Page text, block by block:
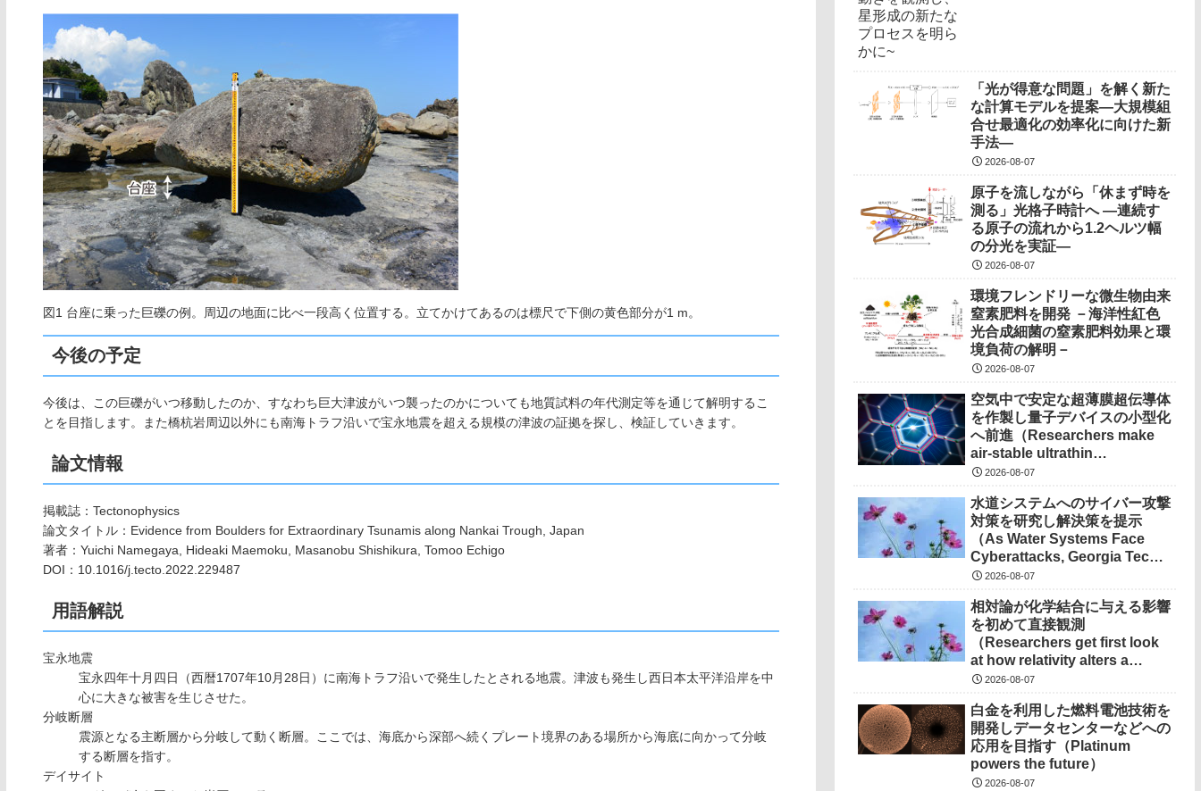
図1 台座に乗った巨礫の例。周辺の地面に比べ一段高く位置する。立てかけてあるのは標尺で下側の黄色部分が1 m。
今後の予定
今後は、この巨礫がいつ移動したのか、すなわち巨大津波がいつ襲ったのかについても地質試料の年代測定等を通じて解明するこ
とを目指します。また橋杭岩周辺以外にも南海トラフ沿いで宝永地震を超える規模の津波の証拠を探し、検証していきます。
論文情報
掲載誌：Tectonophysics
論文タイトル：Evidence from Boulders for Extraordinary Tsunamis along Nankai Trough, Japan
著者：Yuichi Namegaya, Hideaki Maemoku, Masanobu Shishikura, Tomoo Echigo
DOI：10.1016/j.tecto.2022.229487
用語解説
宝永地震
宝永四年十月四日（西暦1707年10月28日）に南海トラフ沿いで発生したとされる地震。津波も発生し西日本太平洋沿岸を中
心に大きな被害を生じさせた。
分岐断層
震源となる主断層から分岐して動く断層。ここでは、海底から深部へ続くプレート境界のある場所から海底に向かって分岐
する断層を指す。
デイサイト
「光が得意な問題」を解く新た
な計算モデルを提案―大規模組
合せ最適化の効率化に向けた新
手法―
2026-08-07
原子を流しながら「休まず時を
測る」光格子時計へ ―連続す
る原子の流れから1.2ヘルツ幅
の分光を実証―
2026-08-07
環境フレンドリーな微生物由来
窒素肥料を開発 －海洋性紅色
光合成細菌の窒素肥料効果と環
境負荷の解明－
2026-08-07
空気中で安定な超薄膜超伝導体
を作製し量子デバイスの小型化
へ前進（Researchers make
air-stable ultrathin
superconductors more
devices）
2026-08-07
水道システムへのサイバー攻撃
対策を研究し解決策を提示
（As Water Systems Face
Cyberattacks, Georgia Tech
Research Points to
2026-08-07
相対論が化学結合に与える影響
を初めて直接観測
（Researchers get first look
at how relativity alters a
chemical bond）
2026-08-07
白金を利用した燃料電池技術を
開発しデータセンターなどへの
応用を目指す（Platinum
powers the future）
2026-08-07